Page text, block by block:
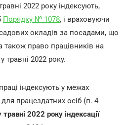
2022 року індексують,
Порядку № 1078, і враховуючи
окладів за посадами, що
також право працівників на
травні 2022 року.
індексують у межах
працездатних осіб (п. 4
травні 2022 року індексації